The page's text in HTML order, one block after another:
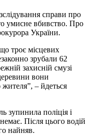
справи про
умисне вбивство. Про
України.
троє місцевих
зрубали 62
захисній смузі
вони
– йдеться
зупинила поліція і
Після цього водій
найняв.